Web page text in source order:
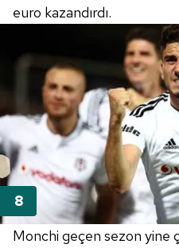
euro kazandırdı.
Monchi geçen sezon yine